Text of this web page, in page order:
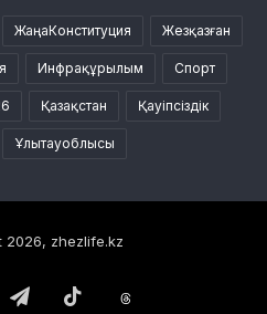
ЖаңаКонституция Жезқазған
Инфрақұрылым Спорт
Қазақстан Қауіпсіздік
Ұлытауоблысы
zhezlife.kz
TelegramTikTok